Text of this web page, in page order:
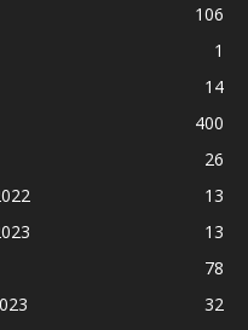
106
1
14
400
26
13
13
78
32